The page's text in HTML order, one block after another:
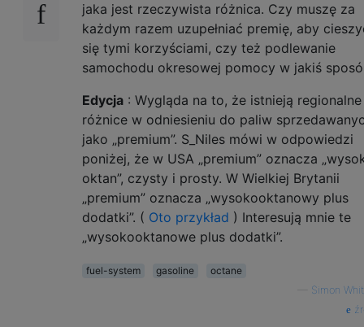
jaka jest rzeczywista różnica. Czy muszę za
każdym razem uzupełniać premię, aby
się tymi korzyściami, czy też podlewanie
samochodu okresowej pomocy w jakiś
Edycja : Wygląda na to, że istnieją regionalne
różnice w odniesieniu do paliw
jako „premium”. S_Niles mówi w odpowiedzi
poniżej, że w USA „premium” oznacza
oktan”, czysty i prosty. W Wielkiej Brytanii
„premium” oznacza „wysokooktanowy plus
dodatki”. ( Oto przykład ) Interesują mnie te
„wysokooktanowe plus dodatki”.
fuel-system gasoline
octane
Simon